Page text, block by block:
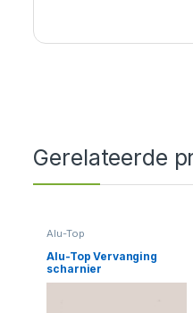
Gerelateerde
Alu-Top
Alu-Top Vervanging
scharnier